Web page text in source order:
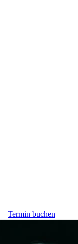
Termin buchen